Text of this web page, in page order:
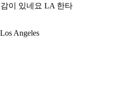
이 있네요 LA 한타
Angeles